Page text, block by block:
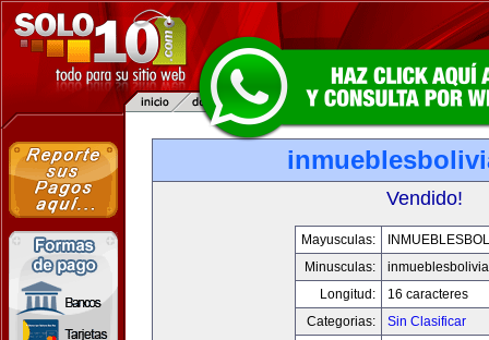
Vendido!
Mayusculas:
Minusculas:
Longitud:
16 caracteres
Categorias:
Sin Clasificar